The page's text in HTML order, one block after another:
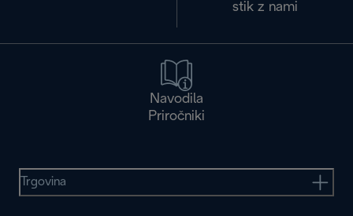
stik z nami
Navodila
Priročniki
Trgovina